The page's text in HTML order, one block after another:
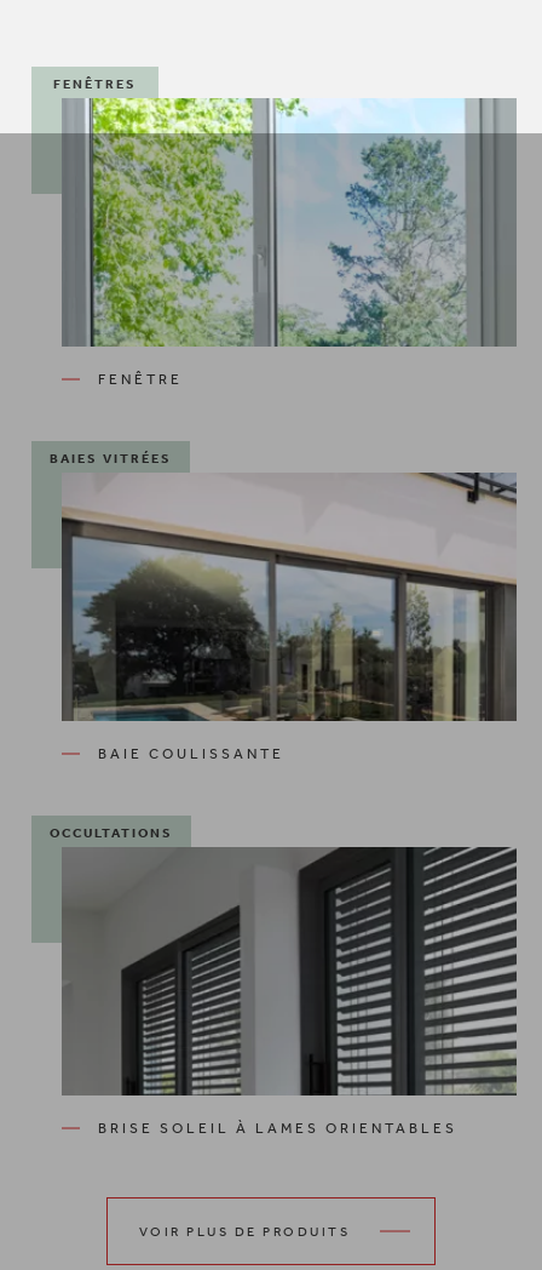
FENÊTRES
FENÊTRE
BAIES VITRÉES
BAIE COULISSANTE
OCCULTATIONS
BRISE SOLEIL À LAMES ORIENTABLES
VOIR PLUS DE PRODUITS